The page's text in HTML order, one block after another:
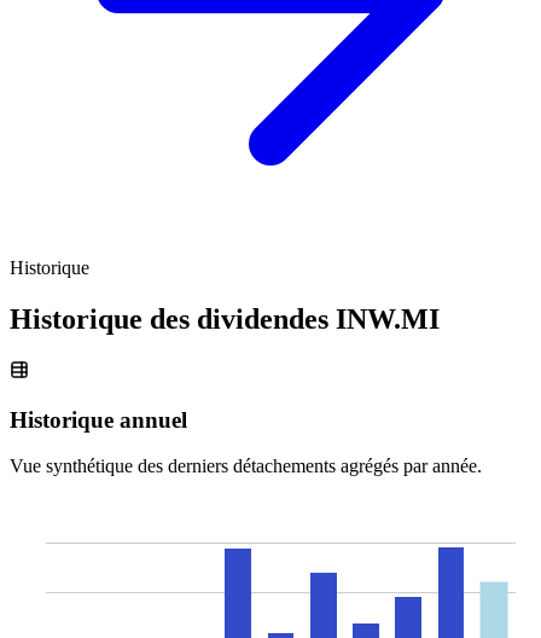
Historique
Historique des dividendes INW.MI
Historique annuel
Vue synthétique des derniers détachements agrégés par année.